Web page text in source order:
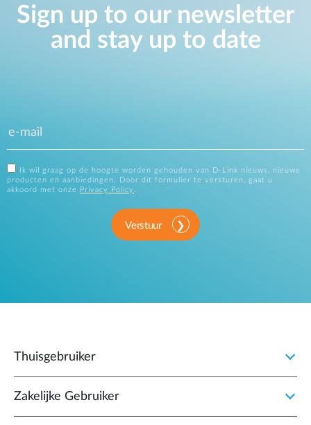
Sign up to our newsletter
and stay up to date
Ik wil graag op de hoogte worden gehouden van D-Link nieuws, nieuwe
producten en aanbiedingen. Door dit formulier te versturen, gaat u
akkoord met onze
Privacy Policy .
Verstuur
Thuisgebruiker
Zakelijke Gebruiker